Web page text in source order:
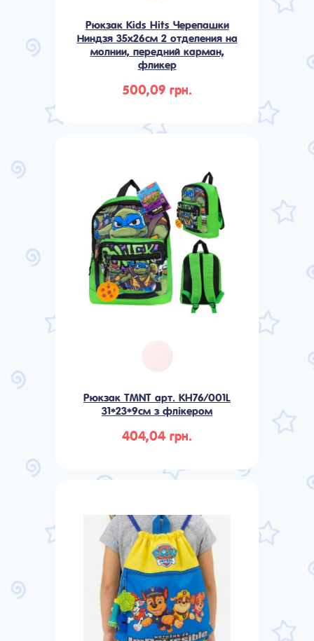
Рюкзак Kids Hits Черепашки
Ниндзя 35х26см 2 отделения на
молнии, передний карман,
фликер
500,09 грн.
Рюкзак TMNT арт. KH76/001L
31*23*9см з флікером
404,04 грн.